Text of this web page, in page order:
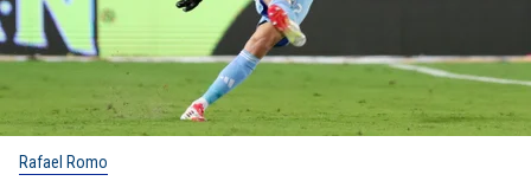
Rafael Romo